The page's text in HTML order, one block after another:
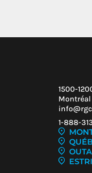
1500-
Montréal
1-888-